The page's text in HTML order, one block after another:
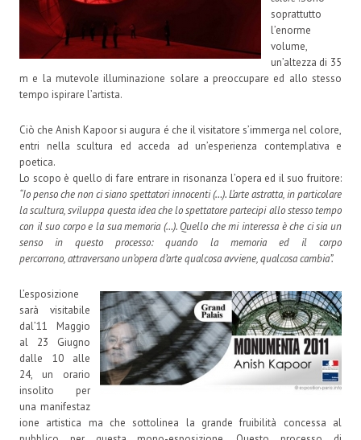
soprattutto
l’enorme
volume,
un’altezza di 35
m e la mutevole illuminazione solare a preoccupare ed allo stesso
tempo ispirare l’artista.
Ciò che Anish Kapoor si augura é che il visitatore s’immerga nel colore,
entri nella scultura ed acceda ad un’esperienza contemplativa e
poetica.
Lo scopo è quello di fare entrare in risonanza l’opera ed il suo fruitore:
“Io penso che non ci siano spettatori innocenti (…). L’arte astratta, in particolare
la scultura, sviluppa questa idea che lo spettatore partecipi allo stesso tempo
con il suo corpo e la sua memoria (…). Quello che mi interessa è che ci sia un
senso in questo processo: quando la memoria ed il corpo
percorrono, attraversano un’opera d’arte qualcosa avviene, qualcosa cambia”.
L’esposizione
sarà visitabile
dal’11 Maggio
al 23 Giugno
dalle 10 alle
24, un orario
insolito per
una manifestaz
ione artistica ma che sottolinea la grande fruibilità concessa al